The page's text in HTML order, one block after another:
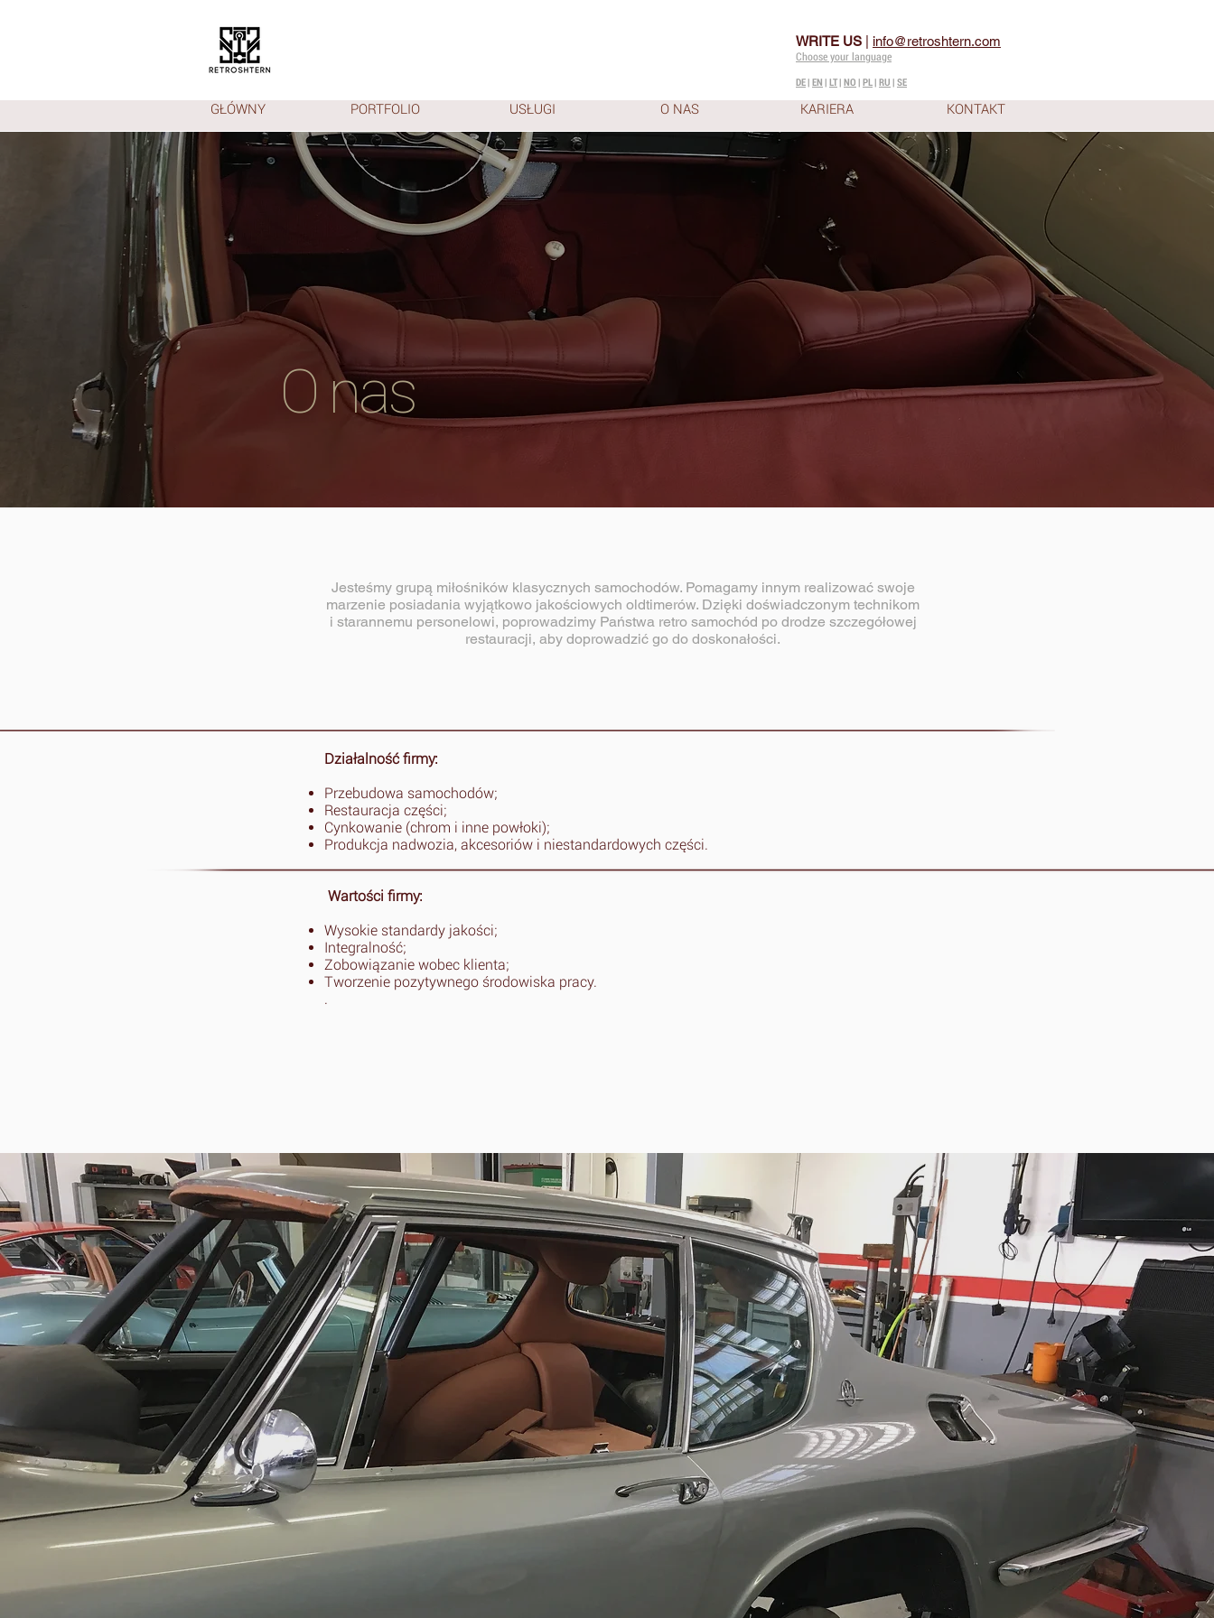
WRITE US info@retroshtern.com
Choose your language
DE| EN | LT| NO | PL| RU | SE
GŁÓWNY PORTFOLIO USŁUGI O NAS KARIERA KONTAKT
O nas
Jesteśmy grupą miłośników klasycznych samochodów. Pomagamy innym realizować swoje
marzenie posiadania wyjątkowo jakościowych oldtimerów. Dzięki doświadczonym technikom
i starannemu personelowi, poprowadzimy Państwa retro samochód po drodze szczegółowej
restauracji, aby doprowadzić go do doskonałości.
Działalność firmy:
Przebudowa samochodów;
Restauracja części;
Cynkowanie (chrom i inne powłoki);
Produkcja nadwozia, akcesoriów i niestandardowych części.
Wartości firmy:
Wysokie standardy jakości;
Integralność;
Zobowiązanie wobec klienta;
Tworzenie pozytywnego środowiska pracy.
.